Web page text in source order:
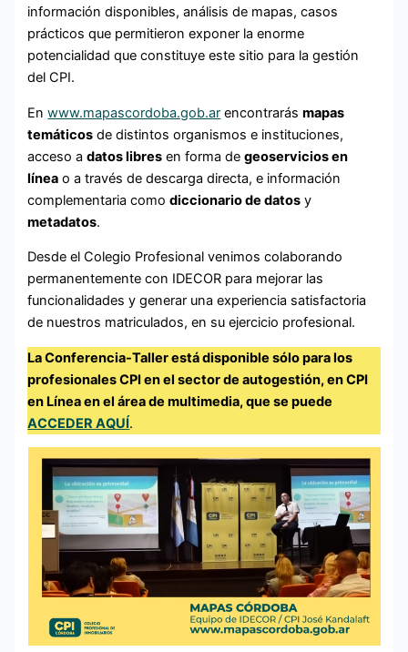
información disponibles, análisis de mapas, casos
prácticos que permitieron exponer la enorme
potencialidad que constituye este sitio para la gestión
del CPI.
Enwww.mapascordoba.gob.ar encontrarásmapas
temáticos de distintos organismos e instituciones,
acceso adatos libres en forma degeoservicios en
línea o a través de descarga directa, e información
complementaria comodiccionario de datos y
metadatos.
Desde el Colegio Profesional venimos colaborando
permanentemente con IDECOR para mejorar las
funcionalidades y generar una experiencia satisfactoria
de nuestros matriculados, en su ejercicio profesional.
La Conferencia-Taller está disponible sólo para los
profesionales CPI en el sector de autogestión, en CPI
en Línea en el área de multimedia, que se puede
ACCEDER AQUÍ.